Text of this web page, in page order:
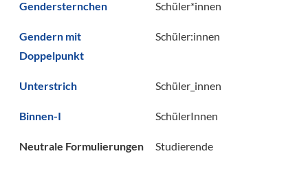
Gendersternchen Schüler*innen
Gendern mit
Doppelpunkt
Schüler:innen
Unterstrich Schüler_innen
Binnen-I SchülerInnen
Neutrale Formulierungen Studierende